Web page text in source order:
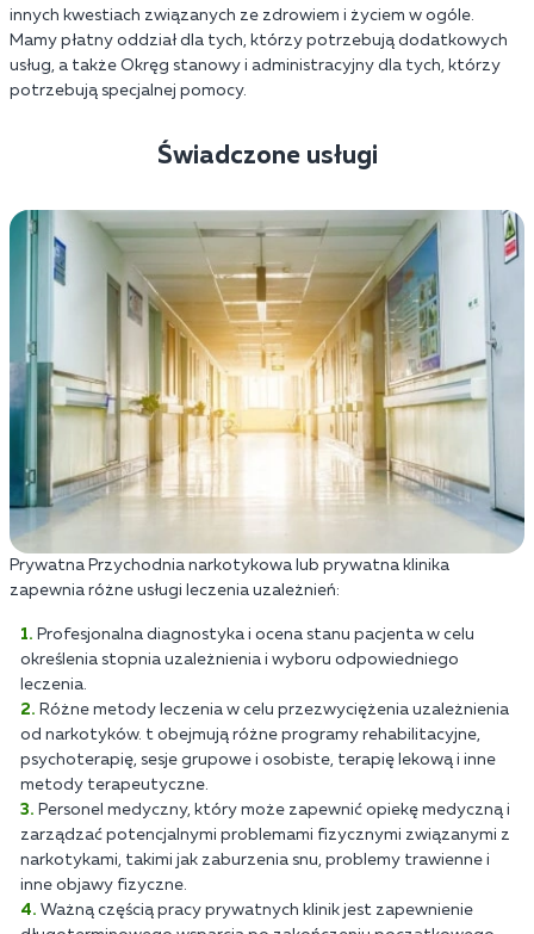
innych kwestiach związanych ze zdrowiem i życiem w ogóle.
Mamy płatny oddział dla tych, którzy potrzebują dodatkowych
usług, a także Okręg stanowy i administracyjny dla tych, którzy
potrzebują specjalnej pomocy.
Świadczone usługi
Prywatna Przychodnia narkotykowa lub prywatna klinika
zapewnia różne usługi leczenia uzależnień:
Profesjonalna diagnostyka i ocena stanu pacjenta w celu
określenia stopnia uzależnienia i wyboru odpowiedniego
leczenia.
Różne metody leczenia w celu przezwyciężenia uzależnienia
od narkotyków. t obejmują różne programy rehabilitacyjne,
psychoterapię, sesje grupowe i osobiste, terapię lekową i inne
metody terapeutyczne.
Personel medyczny, który może zapewnić opiekę medyczną i
zarządzać potencjalnymi problemami fizycznymi związanymi z
narkotykami, takimi jak zaburzenia snu, problemy trawienne i
inne objawy fizyczne.
Ważną częścią pracy prywatnych klinik jest zapewnienie